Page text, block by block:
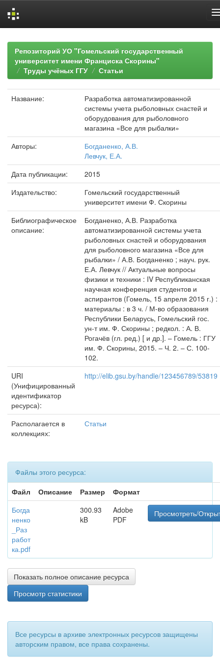
navigationРепозиторий УО "Гомельский государственный
университет имени Франциска Скорины"
Труды учёных ГГУ
Статьи
Название:
Разработка автоматизированной
системы учета рыболовных снастей и
оборудования для рыболовного
магазина «Все для рыбалки»
Авторы:
Богданенко, А.В.
Левчук, Е.А.
Дата публикации:
2015
Издательство:
Гомельский государственный
университет имени Ф. Скорины
Библиографическое
описание:
Богданенко, А.В. Разработка
автоматизированной системы учета
рыболовных снастей и оборудования
для рыболовного магазина «Все для
рыбалки» / А.В. Богданенко ; науч. рук.
Е.А. Левчук // Актуальные вопросы
физики и техники : IV Республиканская
научная конференция студентов и
аспирантов (Гомель, 15 апреля 2015 г.) :
материалы : в 3 ч. / М-во образования
Республики Беларусь, Гомельский гос.
ун-т им. Ф. Скорины ; редкол. : А. В.
Рогачёв (гл. ред.) [ и др.]. – Гомель : ГГУ
им. Ф. Скорины, 2015. – Ч. 2. – С. 100-
102.
URI
(Унифицированный
идентификатор
ресурса):
http://elib.gsu.by/handle/123456789/53819
Располагается в
коллекциях:
Статьи
Файлы этого ресурса:
Файл
Описание Размер
Формат
Богда
ненко
_Раз
работ
ка.pdf
300.93
kB
Adobe
PDF
Просмотреть/
Показать полное описание ресурса
Просмотр статистики
Все ресурсы в архиве электронных ресурсов защищены
авторским правом, все права сохранены.